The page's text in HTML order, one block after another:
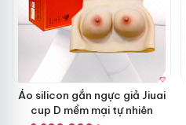
Áo silicon gắn ngực giả Jiuai
cup D mềm mại tự nhiên